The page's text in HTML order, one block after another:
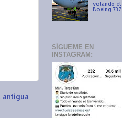
antigua
volando el
Boeing 737.
SÍGUEME EN
INSTAGRAM: